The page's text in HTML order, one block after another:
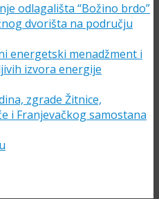
odlagališta “Božino brdo”
dvorišta na području
energetski menadžment i
izvora energije
zgrade Žitnice,
i Franjevačkog samostana